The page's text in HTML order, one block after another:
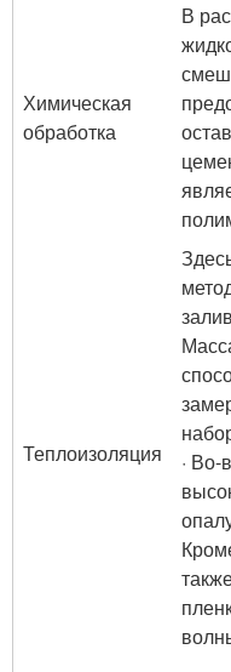
Химическая
обработка
В
Теплоизоляция
· Во-